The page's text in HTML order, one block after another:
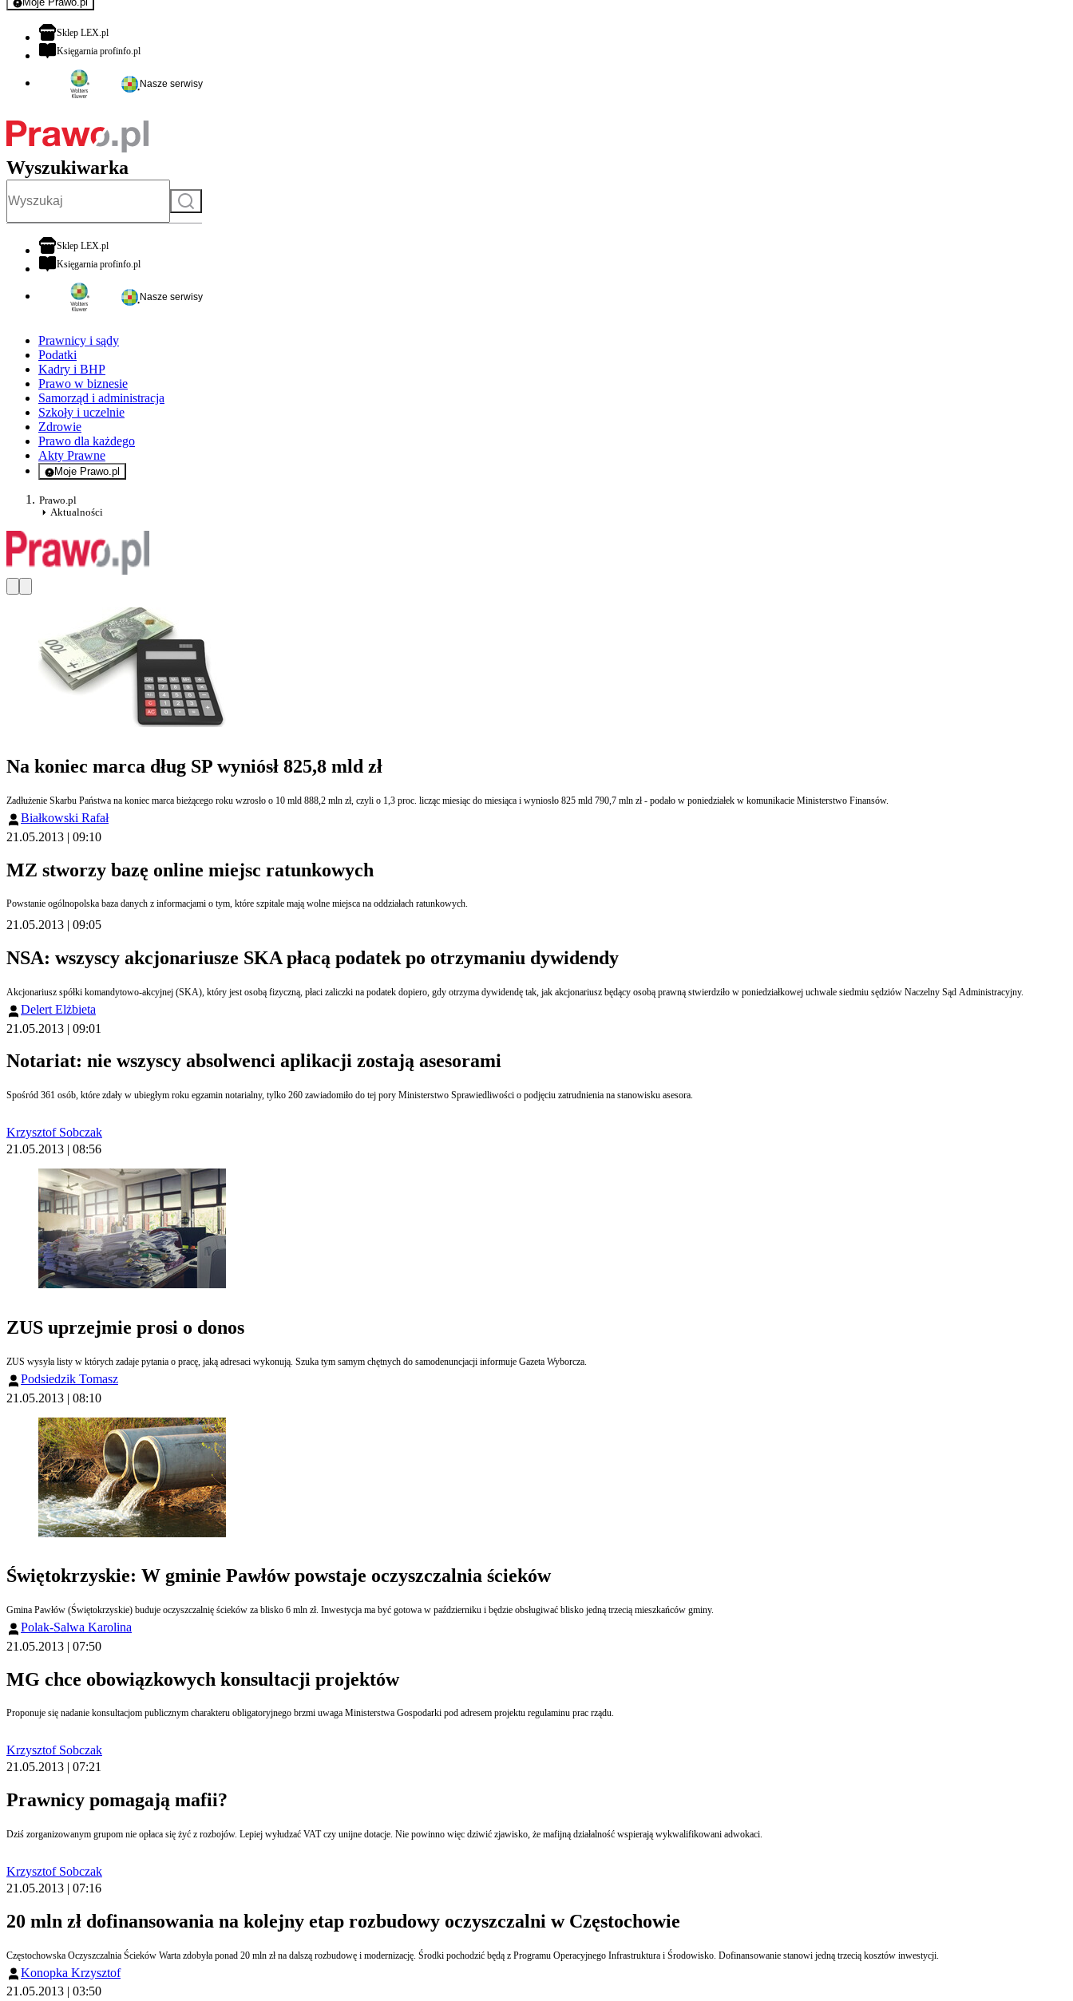
- rejestracja i logowanie do serwisu
Sklep LEX.plotwiera się w nowej karcie
Księgarnia profinfo.plotwiera się w nowej karcie
Nasze serwisy
Wyszukiwarka
Szukaj
Sklep LEX.plotwiera się w nowej karcie
Księgarnia profinfo.plotwiera się w nowej karcie
Nasze serwisy
Prawnicy i sądy
Podatki
Kadry i BHP
Prawo w biznesie
Samorząd i administracja
Szkoły i uczelnie
Zdrowie
Prawo dla każdego
Akty Prawne
Moje Prawo.pl
- rejestracja i logowanie do serwisu
Prawo.pl
Aktualności
Na koniec marca dług SP wyniósł 825,8 mld zł
Zadłużenie Skarbu Państwa na koniec marca bieżącego roku wzrosło o 10 mld 888,2 mln zł, czyli o 1,3 proc. licząc miesiąc do miesiąca i wyniosło 825 mld 790,7 mln zł - podało w poniedziałek w komunikacie Ministerstwo Finansów.
Białkowski Rafał
21.05.2013 | 09:10
MZ stworzy bazę online miejsc ratunkowych
Powstanie ogólnopolska baza danych z informacjami o tym, które szpitale mają wolne miejsca na oddziałach ratunkowych.
21.05.2013 | 09:05
NSA: wszyscy akcjonariusze SKA płacą podatek po otrzymaniu dywidendy
Akcjonariusz spółki komandytowo-akcyjnej (SKA), który jest osobą fizyczną, płaci zaliczki na podatek dopiero, gdy otrzyma dywidendę tak, jak akcjonariusz będący osobą prawną stwierdziło w poniedziałkowej uchwale siedmiu sędziów Naczelny Sąd Administracyjny.
Delert Elżbieta
21.05.2013 | 09:01
Notariat: nie wszyscy absolwenci aplikacji zostają asesorami
Spośród 361 osób, które zdały w ubiegłym roku egzamin notarialny, tylko 260 zawiadomiło do tej pory Ministerstwo Sprawiedliwości o podjęciu zatrudnienia na stanowisku asesora.
Krzysztof Sobczak
21.05.2013 | 08:56
ZUS uprzejmie prosi o donos
ZUS wysyła listy w których zadaje pytania o pracę, jaką adresaci wykonują. Szuka tym samym chętnych do samodenuncjacji informuje Gazeta Wyborcza.
Podsiedzik Tomasz
21.05.2013 | 08:10
Świętokrzyskie: W gminie Pawłów powstaje oczyszczalnia ścieków
Gmina Pawłów (Świętokrzyskie) buduje oczyszczalnię ścieków za blisko 6 mln zł. Inwestycja ma być gotowa w październiku i będzie obsługiwać blisko jedną trzecią mieszkańców gminy.
Polak-Salwa Karolina
21.05.2013 | 07:50
MG chce obowiązkowych konsultacji projektów
Proponuje się nadanie konsultacjom publicznym charakteru obligatoryjnego brzmi uwaga Ministerstwa Gospodarki pod adresem projektu regulaminu prac rządu.
Krzysztof Sobczak
21.05.2013 | 07:21
Prawnicy pomagają mafii?
Dziś zorganizowanym grupom nie opłaca się żyć z rozbojów. Lepiej wyłudzać VAT czy unijne dotacje. Nie powinno więc dziwić zjawisko, że mafijną działalność wspierają wykwalifikowani adwokaci.
Krzysztof Sobczak
21.05.2013 | 07:16
20 mln zł dofinansowania na kolejny etap rozbudowy oczyszczalni w Częstochowie
Częstochowska Oczyszczalnia Ścieków Warta zdobyła ponad 20 mln zł na dalszą rozbudowę i modernizację. Środki pochodzić będą z Programu Operacyjnego Infrastruktura i Środowisko. Dofinansowanie stanowi jedną trzecią kosztów inwestycji.
Konopka Krzysztof
21.05.2013 | 03:50